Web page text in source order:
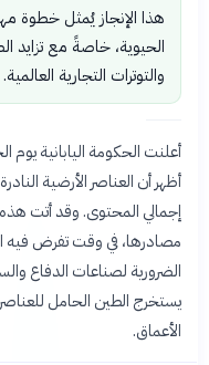
هذا الإنجاز يُمثل خطوة
الحيوية، خاصةً مع تزايد
والتوترات التجارية العالمية.
إجمالي المحتوى. وقد أتت
مصادرها، في وقت تفرض فيه
الضرورية لصناعات الدفاع
يستخرج الطين الحامل
الأعماق.